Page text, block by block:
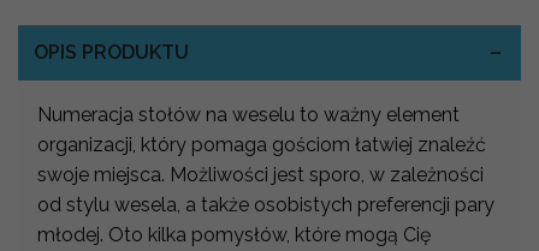
OPIS PRODUKTU
Numeracja stołów na weselu to ważny element
organizacji, który pomaga gościom łatwiej znaleźć
swoje miejsca. Możliwości jest sporo, w zależności
od stylu wesela, a także osobistych preferencji pary
młodej. Oto kilka pomysłów, które mogą Cię